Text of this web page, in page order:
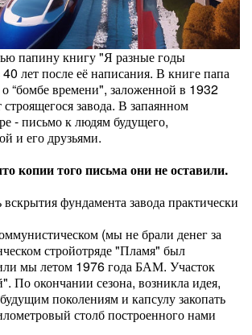
папину книгу "Я разные годы
лет после её написания. В книге папа
“бомбе времени", заложенной в 1932
завода. В запаянном
- письмо к людям будущего,
и его друзьями.
копии того письма они не оставили.
фундамента завода практически
(мы не брали денег за
стройотряде "Пламя" был
мы летом 1976 года БАМ. Участок
По окончании сезона, возникла идея,
поколениям и капсулу закопать
столб построенного нами